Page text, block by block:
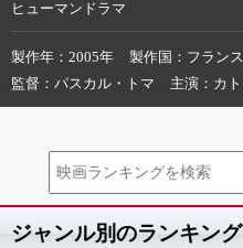
ヒューマンドラマ
製作年 2005年 製作国 フランス
監督
パスカル・トマ 主演 カ
ジャンル別のランキング